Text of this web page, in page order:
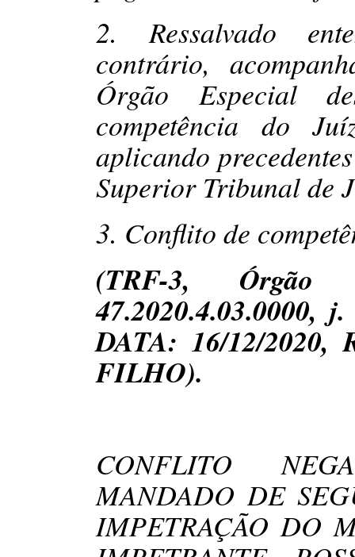
2. Ressalvado
contrário,
Órgão Especial
competência do
aplicando
Superior Tribunal de
3. Conflito de
(TRF-3, Órgão
47.2020.4.03.0000,
DATA: 16/12/2020,
FILHO).
CONFLITO
MANDADO DE
IMPETRAÇÃO DO